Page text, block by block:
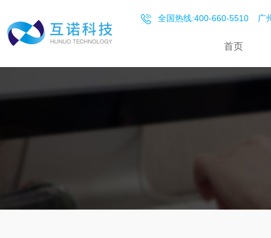
全国热线:400-660-5510 广
首页